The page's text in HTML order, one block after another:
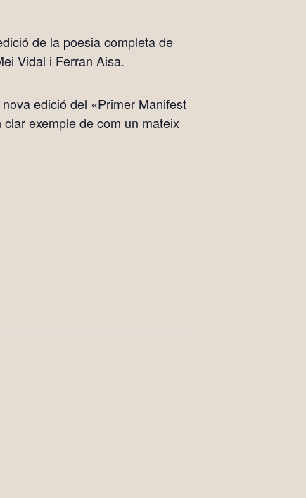
de la poesia completa de
Vidal i Ferran Aisa.
edició del «Primer Manifest
exemple de com un mateix